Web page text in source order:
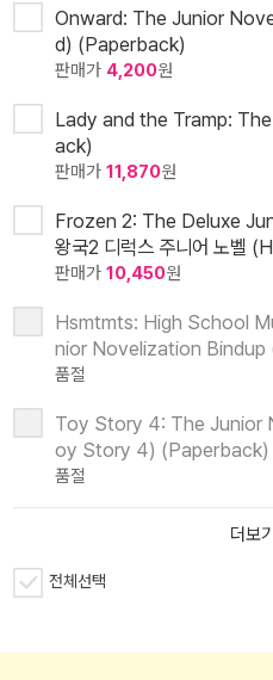
Onward: The Junior
d) (Paperback)
판매가 4,200원
Lady and the Tramp:
ack)
판매가 11,870원
Frozen 2: The Deluxe
왕국2 디럭스 주니어 노벨
판매가 10,450원
Hsmtmts: High School
nior Novelization Bindup
품절
Toy Story 4: The Junior
oy Story 4) (Paperback)
품절
더보기
전체선택